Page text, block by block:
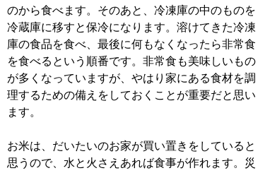
のから食べます。そのあと、冷凍庫の中のものを
冷蔵庫に移すと保冷になります。溶けてきた冷凍
庫の食品を食べ、最後に何もなくなったら非常食
を食べるという順番です。非常食も美味しいもの
が多くなっていますが、やはり家にある食材を調
理するための備えをしておくことが重要だと思い
ます。
お米は、だいたいのお家が買い置きをしていると
思うので、水と火さえあれば食事が作れます。災